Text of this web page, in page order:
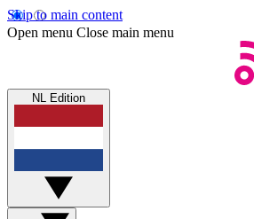
Skip to main content
Open menu Close main menu
NL Edition